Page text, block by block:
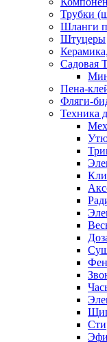
Трубки
Шланги
Штуцеры
Садовая
Пена-
Фляги-
Техника